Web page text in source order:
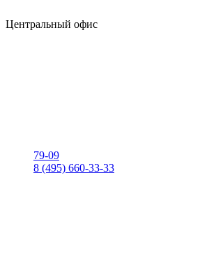
Центральный офис
79-09
8 (495) 660-33-33